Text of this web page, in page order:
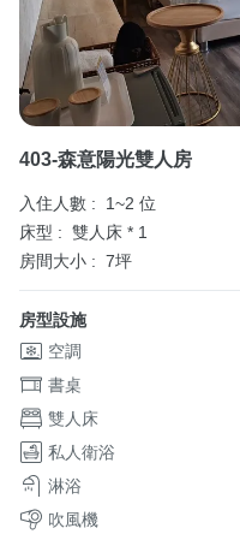
403-森意陽光雙人房
入住人數 :
1~2 位
床型 : 雙人床 * 1
房間大小 : 7坪
房型設施
空調
書桌
雙人床
私人衛浴
淋浴
吹風機